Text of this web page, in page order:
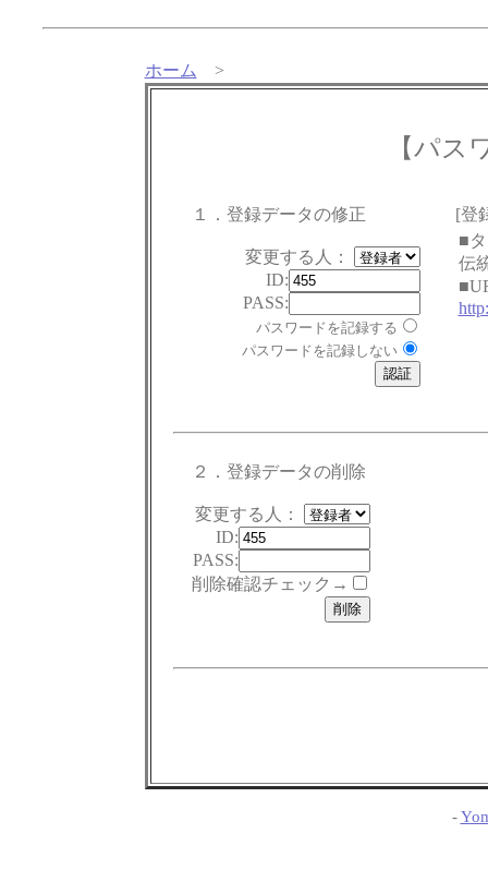
ホーム >
【パス
１．登録データの修正
変更する人：
ID:
PASS:
パスワードを記録する
パスワードを記録しない
[登
■
伝
２．登録データの削除
変更する人：
ID:
PASS:
削除確認チェック→
-